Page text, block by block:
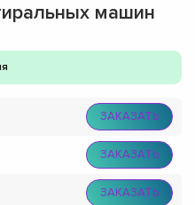
машин
ЗАКАЗАТЬ
ЗАКАЗАТЬ
ЗАКАЗАТЬ